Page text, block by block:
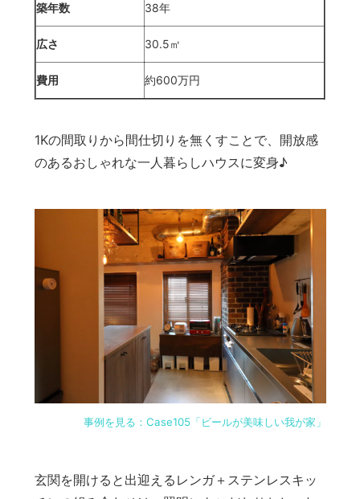
築年数 38年
広さ 30.5㎡
費用 約600万円
1Kの間取りから間仕切りを無くすことで、開放感
のあるおしゃれな一人暮らしハウスに変身♪
事例を見る：Case105「ビールが美味しい我が家」
玄関を開けると出迎えるレンガ＋ステンレスキッ